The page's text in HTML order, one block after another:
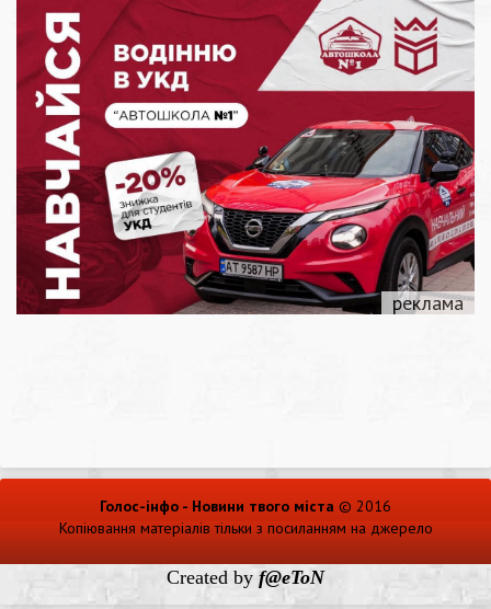
Голос-інфо - Новини твого міста © 2016
Копіювання матеріалів тільки з посиланням на джерело
Created by f@eToN